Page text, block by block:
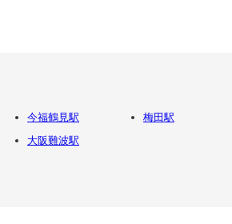
今福鶴見駅 梅田駅
大阪難波駅